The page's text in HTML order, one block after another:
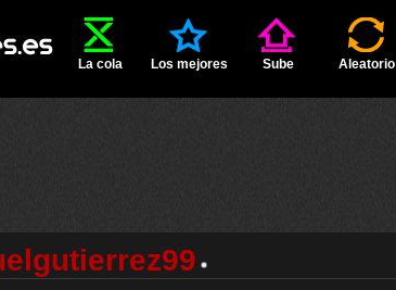
La cola Los mejores Sube Aleatorio